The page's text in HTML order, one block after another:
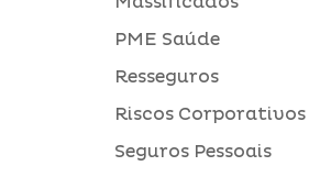
PME Saúde
Resseguros
Riscos Corporativos
Seguros Pessoais